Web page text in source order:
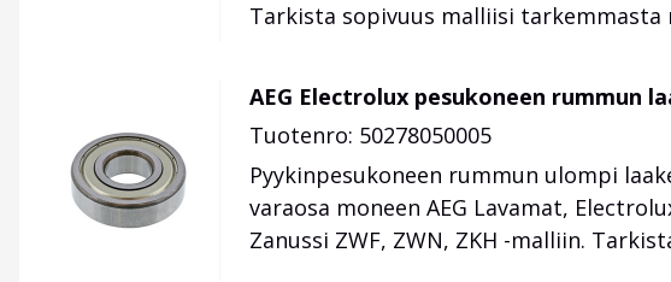
Tarkista sopivuus malliisi tarkemmasta
AEG Electrolux pesukoneen rummun
Tuotenro: 50278050005
Pyykinpesukoneen rummun ulompi
varaosa moneen AEG Lavamat,
Zanussi ZWF, ZWN, ZKH -malliin.